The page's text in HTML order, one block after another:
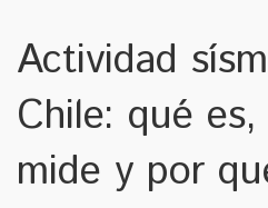
Actividad
Chile: qué
mide y por